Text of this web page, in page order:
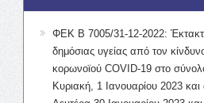
ΦΕΚ Β 7005/31-12-2022:
δημόσιας υγείας από τον
κορωνοϊού COVID-19 στο
Κυριακή, 1 Ιανουαρίου 2023